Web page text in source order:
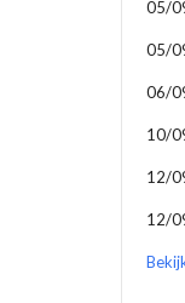
05/
05/
06/
10/
12/
12/